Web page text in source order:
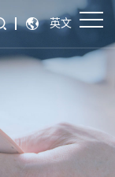
英文